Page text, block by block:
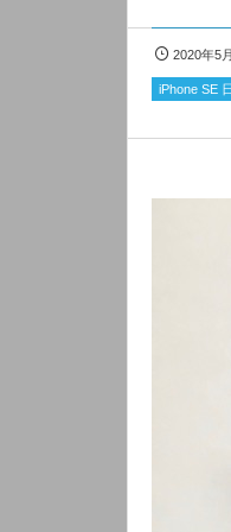
2020年5
iPhone SE